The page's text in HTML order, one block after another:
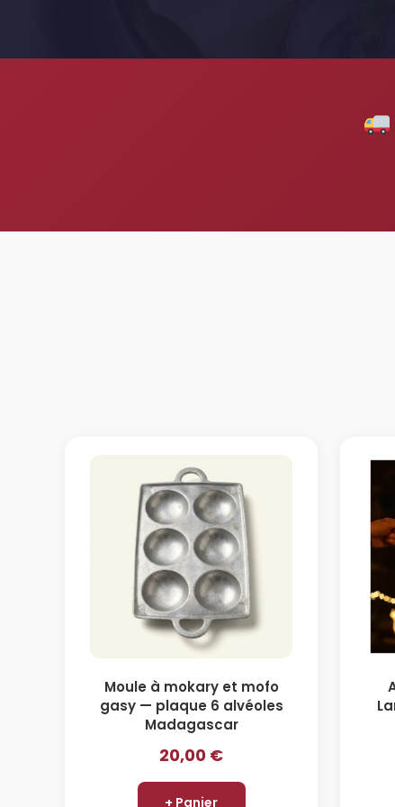
Moule à mokary et mofo
gasy — plaque 6 alvéoles
Madagascar
20,00 €
+ Panier